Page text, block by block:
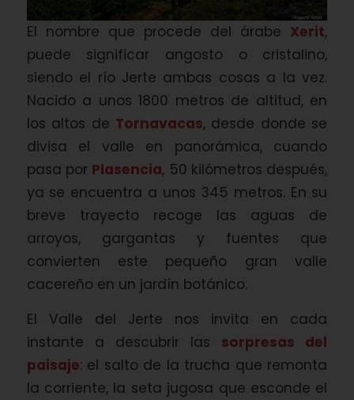
El nombre que procede del árabe Xerit,
puede significar angosto o cristalino,
siendo el río Jerte ambas cosas a la vez.
Nacido a unos 1800 metros de altitud, en
los altos de Tornavacas, desde donde se
divisa el valle en panorámica, cuando
pasa por Plasencia, 50 kilómetros después,
ya se encuentra a unos 345 metros. En su
breve trayecto recoge las aguas de
arroyos, gargantas y fuentes que
convierten este pequeño gran valle
cacereño en un jardín botánico.
El Valle del Jerte nos invita en cada
instante a descubrir las sorpresas del
paisaje: el salto de la trucha que remonta
la corriente, la seta jugosa que esconde el